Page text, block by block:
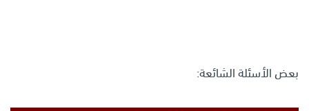
بعض الأسئلة الشائعة: